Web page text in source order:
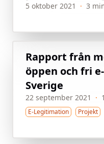
5 oktober 2021 · 3
Rapport från
öppen och fri
Sverige
22 september 2021 ·
E-Legitimation Projekt